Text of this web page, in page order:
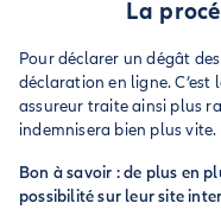
La
Pour déclarer un dégât
déclaration en ligne.
assureur traite ainsi plus
indemnisera bien plus vite.
Bon à savoir : de plus en
possibilité sur leur site